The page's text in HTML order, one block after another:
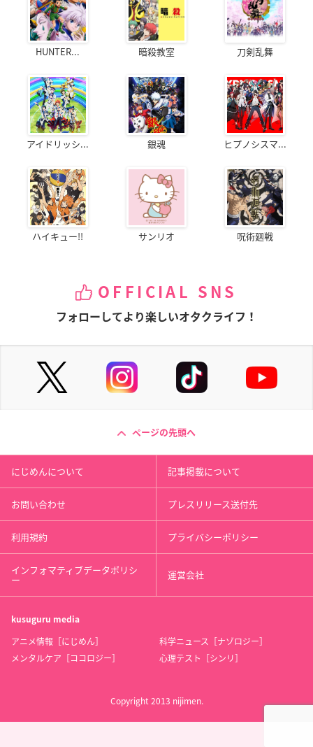
HUNTER... 暗殺教室 刀剣乱舞
アイドリッシ... 銀魂 ヒプノシスマ...
ハイキュー!! サンリオ 呪術廻戦
OFFICIAL SNS
フォローしてより楽しいオタクライフ！
ページの先頭へ
にじめんについて 記事掲載について
お問い合わせ プレスリリース送付先
利用規約 プライバシーポリシー
インフォマティブデータポリシ
ー 運営会社
kusuguru media
アニメ情報［にじめん］
科学ニュース［ナゾロジー］
メンタルケア［ココロジー］
心理テスト［シンリ］
Copyright 2013 nijimen.